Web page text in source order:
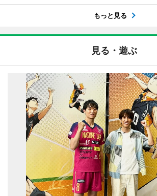
もっと見る
見る・遊ぶ